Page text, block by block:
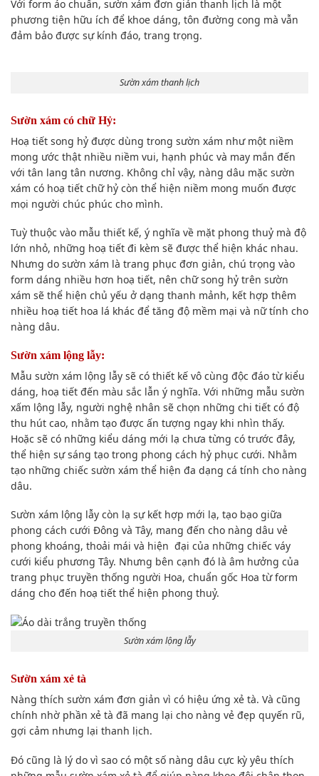
Với form áo chuẩn, sườn xám đơn giản thanh lịch là một
phương tiện hữu ích để khoe dáng, tôn đường cong mà vẫn
đảm bảo được sự kính đáo, trang trọng.
Sườn xám thanh lịch
Sườn xám có chữ Hỷ:
Hoạ tiết song hỷ được dùng trong sườn xám như một niềm
mong ước thật nhiều niềm vui, hạnh phúc và may mắn đến
với tân lang tân nương. Không chỉ vậy, nàng dâu mặc sườn
xám có hoạ tiết chữ hỷ còn thể hiện niềm mong muốn được
mọi người chúc phúc cho mình.
Tuỳ thuộc vào mẫu thiết kế, ý nghĩa về mặt phong thuỷ mà độ
lớn nhỏ, những hoạ tiết đi kèm sẽ được thể hiện khác nhau.
Nhưng do sườn xám là trang phục đơn giản, chú trọng vào
form dáng nhiều hơn hoạ tiết, nên chữ song hỷ trên sườn
xám sẽ thể hiện chủ yếu ở dạng thanh mảnh, kết hợp thêm
nhiều hoạ tiết hoa lá khác để tăng độ mềm mại và nữ tính cho
nàng dâu.
Sườn xám lộng lẫy:
Mẫu sườn xám lộng lẫy sẽ có thiết kế vô cùng độc đáo từ kiểu
dáng, hoạ tiết đến màu sắc lẫn ý nghĩa. Với những mẫu sườn
xấm lộng lẫy, người nghệ nhân sẽ chọn những chi tiết có độ
thu hút cao, nhằm tạo được ấn tượng ngay khi nhìn thấy.
Hoặc sẽ có những kiểu dáng mới lạ chưa từng có trước đây,
thể hiện sự sáng tạo trong phong cách hỷ phục cưới. Nhằm
tạo những chiếc sườn xám thể hiện đa dạng cá tính cho nàng
dâu.
Sườn xám lộng lẫy còn lạ sự kết hợp mới lạ, tạo bạo giữa
phong cách cưới Đông và Tây, mang đến cho nàng dâu vẻ
phong khoáng, thoải mái và hiện đại của những chiếc váy
cưới kiểu phương Tây. Nhưng bên cạnh đó là âm hưởng của
trang phục truyền thống người Hoa, chuẩn gốc Hoa từ form
dáng cho đến hoạ tiết thể hiện phong thuỷ.
Sườn xám lộng lẫy
Sườn xám xẻ tà
Nàng thích sườn xám đơn giản vì có hiệu ứng xẻ tà. Và cũng
chính nhờ phần xẻ tà đã mang lại cho nàng vẻ đẹp quyến rũ,
gợi cảm nhưng lại thanh lịch.
Đó cũng là lý do vì sao có một số nàng dâu cực kỳ yêu thích